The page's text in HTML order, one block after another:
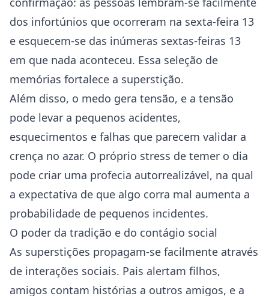
dos infortúnios que ocorreram na sexta-feira 13
e esquecem-se das inúmeras sextas-feiras 13
em que nada aconteceu. Essa seleção de
memórias fortalece a superstição.
Além disso, o medo gera tensão, e a tensão
pode levar a pequenos acidentes,
esquecimentos e falhas que parecem validar a
crença no azar. O próprio stress de temer o dia
pode criar uma profecia autorrealizável, na qual
a expectativa de que algo corra mal aumenta a
probabilidade de pequenos incidentes.
O poder da tradição e do contágio social
As superstições propagam-se facilmente através
de interações sociais. Pais alertam filhos,
amigos contam histórias a outros amigos, e a